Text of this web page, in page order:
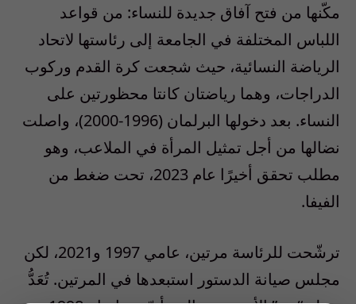
مكّنها من فتح آفاق جديدة للنساء: من قواعد
اللباس المختلفة في الجامعة إلى رئاستها لاتحاد
الرياضة النسائية، حيث شجعت كرة القدم وركوب
الدراجات، وهما رياضتان كانتا محظورتين على
النساء. بعد دخولها البرلمان (1996-2000)، واصلت
نضالها من أجل تمثيل المرأة في الملاعب، وهو
مطلب تحقق أخيرًا عام 2023، تحت ضغط من
الفيفا.
ترشّحت للرئاسة مرتين، عامي 1997 و2021، لكن
مجلس صيانة الدستور استبعدها في المرتين. تُعَدُّ